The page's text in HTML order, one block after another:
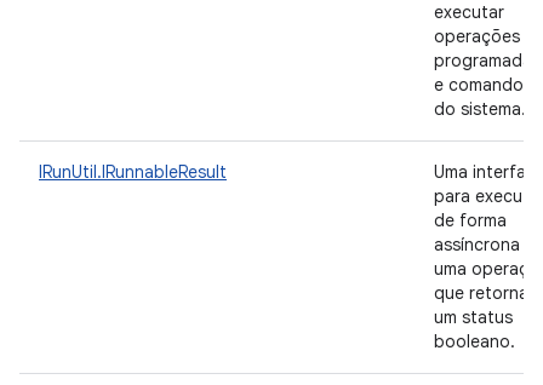
executar
operações
programadas
e comandos
do sistema.
IRunUtil.IRunnableResult
Uma
para
de forma
assíncrona
uma
que retorna
um status
booleano.